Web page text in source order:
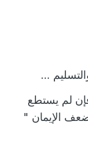
...
لم يستطع
الإيمان"